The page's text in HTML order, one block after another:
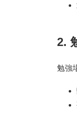
2.
勉強